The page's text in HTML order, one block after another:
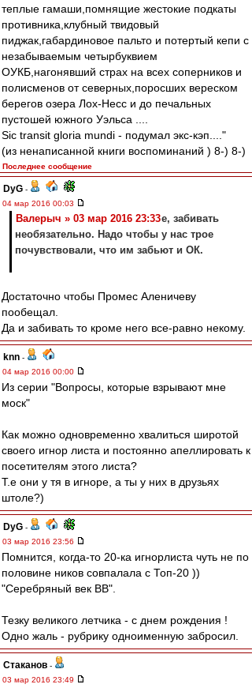
теплые гамаши,помнящие жестокие подкаты
противника,клубный твидовый
пиджак,габардиновое пальто и потертый кепи с
незабываемым четырбуквием
ОУКБ,нагонявший страх на всех соперников и
полисменов от северных,поросших вереском
берегов озера Лох-Несс и до печальных
пустошей южного Уэльса ....
Sic transit gloria mundi - подумал экс-кэп...."
(из ненаписанной книги воспоминаний ) 8-) 8-)
Последнее сообщение
DyG -
04 мар 2016 00:03
Валерыч » 03 мар 2016 23:33е, забивать
необязательно. Надо чтобы у нас трое
почувствовали, что им забьют и ОК.
Достаточно чтобы Промес Аленичеву
пообещал.
Да и забивать то кроме него все-равно некому.
knn -
04 мар 2016 00:00
Из серии "Вопросы, которые взрывают мне
моск"
Как можно одновременно хвалиться широтой
своего игнор листа и постоянно апеллировать к
посетителям этого листа?
Т.е они у тя в игноре, а ты у них в друзьях
штоле?)
DyG -
03 мар 2016 23:56
Помнится, когда-то 20-ка игнорлиста чуть не по
половине ников совпалала с Топ-20 ))
"Серебряный век ВВ".
Тезку великого летчика - с днем рождения !
Одно жаль - рубрику одноименную забросил.
Cтаканов -
03 мар 2016 23:49